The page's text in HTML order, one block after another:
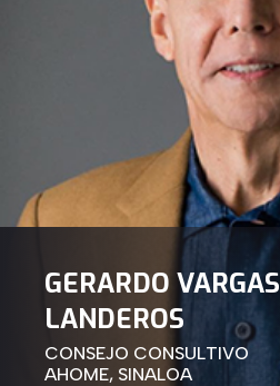
GERARDO VARGAS
LANDEROS
CONSEJO CONSULTIVO
AHOME, SINALOA